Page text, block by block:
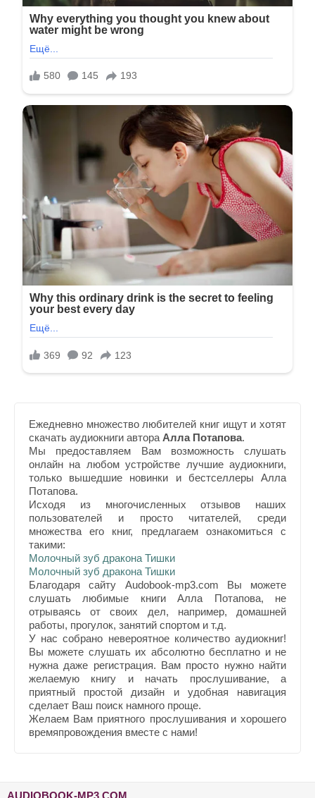
Ежедневно множество любителей книг ищут и хотят
скачать аудиокниги автора Алла Потапова.
Мы предоставляем Вам возможность слушать
онлайн на любом устройстве лучшие аудиокниги,
только вышедшие новинки и бестселлеры Алла
Потапова.
Исходя из многочисленных отзывов наших
пользователей и просто читателей, среди
множества его книг, предлагаем ознакомиться с
такими:
Молочный зуб дракона Тишки
Молочный зуб дракона Тишки
Благодаря сайту Audobook-mp3.com Вы можете
слушать любимые книги Алла Потапова, не
отрываясь от своих дел, например, домашней
работы, прогулок, занятий спортом и т.д.
У нас собрано невероятное количество аудиокниг!
Вы можете слушать их абсолютно бесплатно и не
нужна даже регистрация. Вам просто нужно найти
желаемую книгу и начать прослушивание, а
приятный простой дизайн и удобная навигация
сделает Ваш поиск намного проще.
Желаем Вам приятного прослушивания и хорошего
времяпровождения вместе с нами!
AUDIOBOOK-MP3.COM